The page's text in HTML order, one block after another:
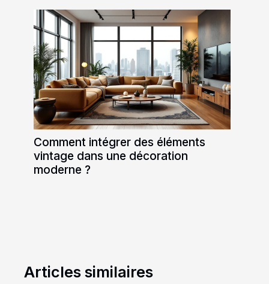
Comment intégrer des éléments
vintage dans une décoration
moderne ?
Articles similaires